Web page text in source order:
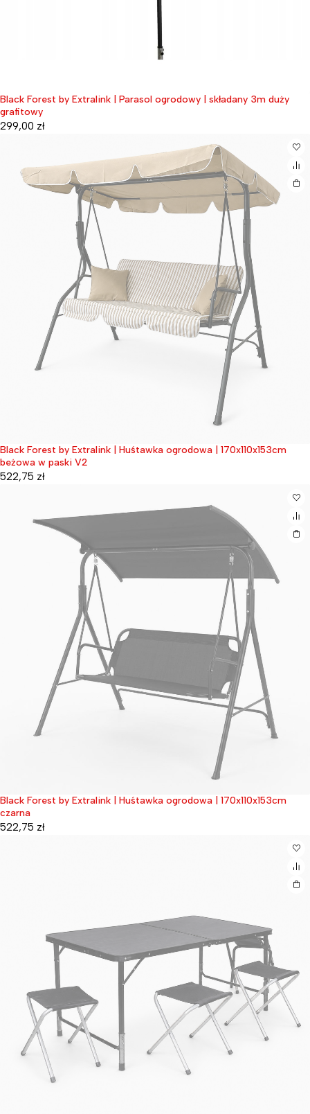
Black Forest by Extralink | Parasol ogrodowy | składany 3m duży
grafitowy
299,00 zł
Wyprzedane
Black Forest by Extralink | Huśtawka ogrodowa | 170x110x153cm
beżowa w paski V2
522,75 zł
Wyprzedane
Black Forest by Extralink | Huśtawka ogrodowa | 170x110x153cm
czarna
522,75 zł